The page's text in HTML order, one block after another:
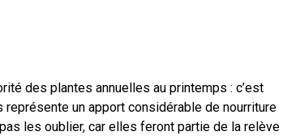
des plantes annuelles au printemps : c’est
un apport considérable de nourriture
les oublier, car elles feront partie de la relève